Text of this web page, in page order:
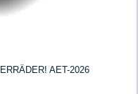
AET-2026